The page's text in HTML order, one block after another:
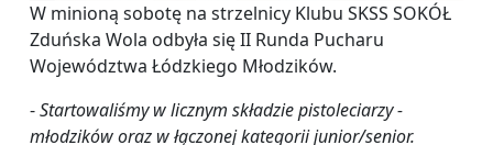
W minioną sobotę na strzelnicy Klubu SKSS SOKÓŁ
Zduńska Wola odbyła się II Runda Pucharu
Województwa Łódzkiego Młodzików.
-Startowaliśmy w licznym składzie pistoleciarzy -
młodzików oraz w łączonej kategorii junior/senior.